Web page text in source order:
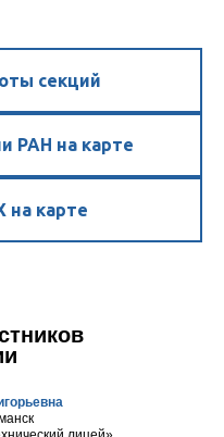
секций
РАН на карте
на карте